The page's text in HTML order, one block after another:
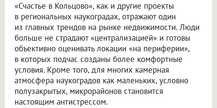
«Счастье в Кольцово», как и другие проекты
в региональных наукоградах, отражают один
из главных трендов на рынке недвижимости. Люди
больше не страдают «централизацией» и готовы
объективно оценивать локации «на периферии»,
в которых подчас созданы более комфортные
условия. Кроме того, для многих камерная
атмосфера наукоградов как маленьких, условно
полузакрытых, микрорайонов становится
настоящим антистрессом.